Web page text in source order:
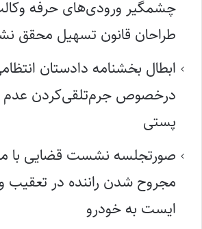
چشمگیر ورودی‌های حرفه
طراحان قانون تسهیل محقق
ابطال بخشنامه دادستان
درخصوص جرم‌تلقی‌کردن عدم
پستی
صورتجلسه نشست قضایی با
مجروح شدن راننده در تعقیب
ایست به خودرو